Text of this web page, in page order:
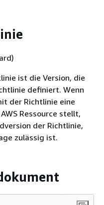
ist die Version, die
definiert. Wenn
der Richtlinie eine
Ressource stellt,
der Richtlinie,
zulässig ist.